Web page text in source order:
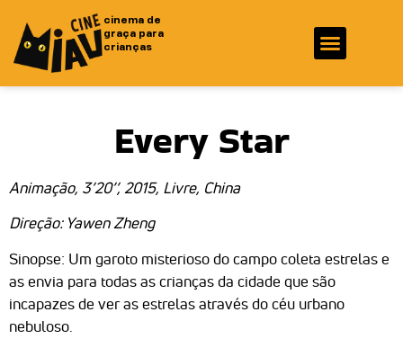
cinema de
graça para
crianças
Every Star
Animação, 3’20’’, 2015, Livre, China
Direção: Yawen Zheng
Sinopse: Um garoto misterioso do campo coleta estrelas e
as envia para todas as crianças da cidade que são
incapazes de ver as estrelas através do céu urbano
nebuloso.